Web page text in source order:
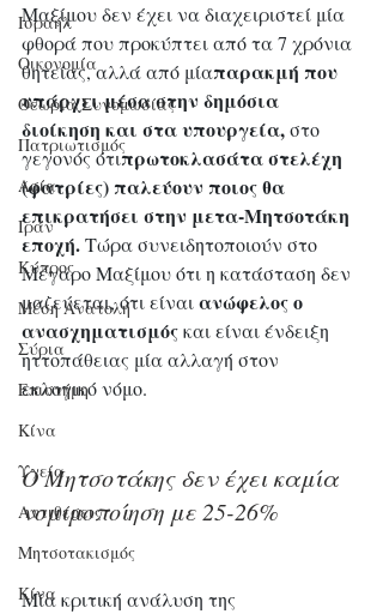
Ισραήλ
Οικονομία
Θεωρία Συνομωσίας
Πατριωτισμός
Ασία
Ιράν
Κύπρος
Μέση Ανατολή
Σύρια
Επιστήμη
Kίνα
Υγεία
Aντιθέσεις
Μητσοτακισμός
Κίνα
Μαξίμου δεν έχει να διαχειριστεί μία
φθορά που προκύπτει από τα 7 χρόνια
θητείας, αλλά από μίαπαρακμή που
υπάρχει μέσα στην δημόσια
διοίκηση και στα υπουργεία, στο
γεγονός ότιπρωτοκλασάτα στελέχη
(φατρίες) παλεύουν ποιος θα
επικρατήσει στην μετα-Μητσοτάκη
εποχή. Τώρα συνειδητοποιούν στο
Μέγαρο Μαξίμου ότι η κατάσταση δεν
μαζεύεται, ότι είναι ανώφελος ο
ανασχηματισμός και είναι ένδειξη
ηττοπάθειας μία αλλαγή στον
εκλογικό νόμο.
Ο Μητσοτάκης δεν έχει καμία
νομιμοποίηση με 25-26%
Μία κριτική ανάλυση της